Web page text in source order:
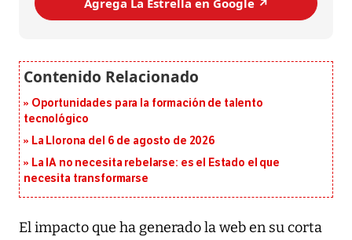
Oportunidades para la formación de talento
tecnológico
La Llorona del 6 de agosto de 2026
La IA no necesita rebelarse: es el Estado el que
necesita transformarse
El impacto que ha generado la web en su corta